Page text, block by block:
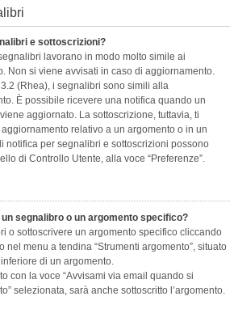
e sottoscrizioni?
lavorano in modo molto simile ai
Non si viene avvisati in caso di aggiornamento.
(Rhea), i segnalibri sono simili alla
È possibile ricevere una notifica quando un
aggiornato. La sottoscrizione, tuttavia, ti
relativo a un argomento o in un
notifica per segnalibri e sottoscrizioni possono
di Controllo Utente, alla voce “Preferenze”.
segnalibro o un argomento specifico?
o sottoscrivere un argomento specifico cliccando
nel menu a tendina “Strumenti argomento”, situato
di un argomento.
con la voce “Avvisami via email quando si
selezionata, sarà anche sottoscritto l’argomento.